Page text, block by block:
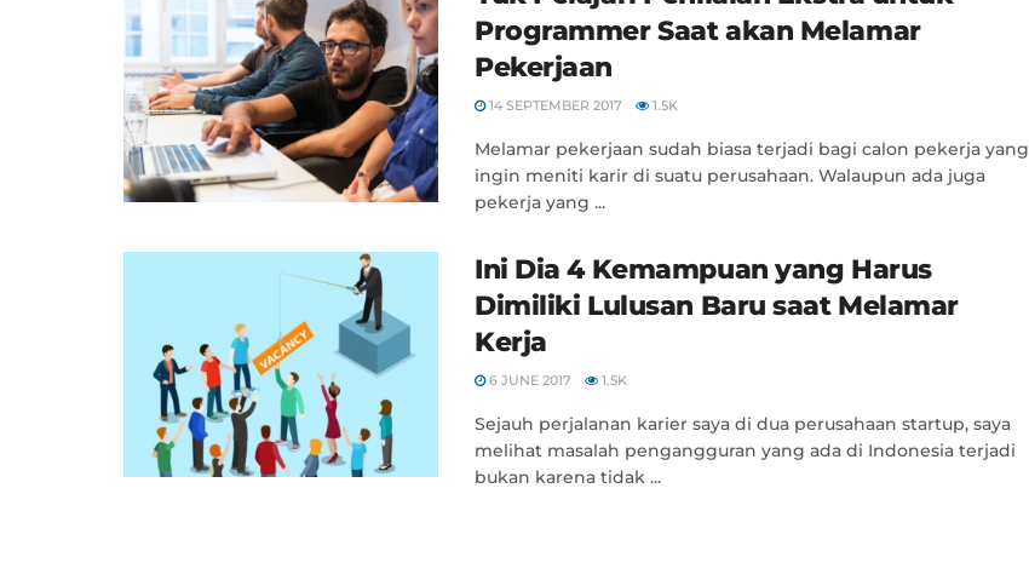
Programmer Saat akan Melamar
Pekerjaan
14 SEPTEMBER 2017 1.5K
Melamar pekerjaan sudah biasa terjadi bagi calon pekerja yang
ingin meniti karir di suatu perusahaan. Walaupun ada juga
pekerja yang ...
Ini Dia 4 Kemampuan yang Harus
Dimiliki Lulusan Baru saat Melamar
Kerja
6 JUNE 2017 1.5K
Sejauh perjalanan karier saya di dua perusahaan startup, saya
melihat masalah pengangguran yang ada di Indonesia terjadi
bukan karena tidak ...